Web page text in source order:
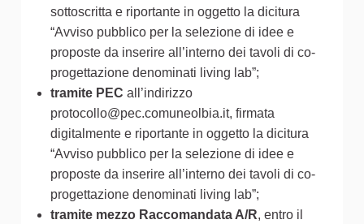
sottoscritta e riportante in oggetto la dicitura
“Avviso pubblico per la selezione di idee e
proposte da inserire all’interno dei tavoli di co-
progettazione denominati living lab”;
tramite PEC all’indirizzo
protocollo@pec.comuneolbia.it, firmata
digitalmente e riportante in oggetto la dicitura
“Avviso pubblico per la selezione di idee e
proposte da inserire all’interno dei tavoli di co-
progettazione denominati living lab”;
tramite mezzo Raccomandata A/R, entro il